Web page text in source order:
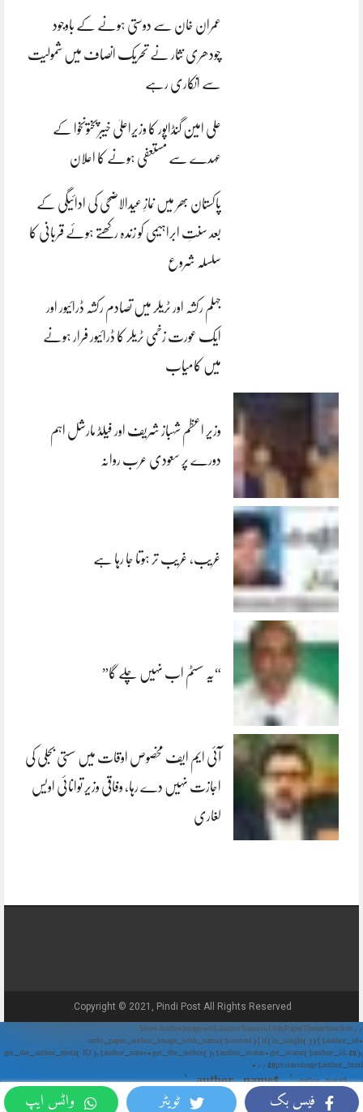
فیس بک ٹویٹر واٹس ایپ
عمران خان سے دوستی ہونے کے باوجود
چودھری نثار نے تحریک انصاف میں شمولیت
سے انکاری رہے
علی امین گنڈاپور کا وزیراعلیٰ خیبرپختونخوا کے
عہدے سے مستعفی ہونے کا اعلان
پاکستان بھر میں نمازِ عیدالاضحی کی ادائیگی کے
بعد سنتِ ابراہیمی کو زندہ رکھتے ہوئے قربانی کا
سلسلہ شروع
جہلم رکشہ اور ٹریلر میں تصادم رکشہ ڈرائیور اور
ایک عورت زخمی ٹریلر کا ڈرائیور فرار ہونے
میں کامیاب
وزیر اعظم شہباز شریف اور فیلڈ مارشل اہم
دورے پر سعودی عرب روانہ
غریب، غریب تر ہوتا جا رہا ہے
“یہ سسٹم اب نہیں چلے گا”
آئی ایم ایف مخصوص اوقات میں سستی بجلی کی
اجازت نہیں دے رہا، وفاقی وزیر توانائی اویس
لغاری
Copyright © 2021, Pindi Post All Rights Reserved.
// Show Author Image with Author Name in UrduPaper Theme function
urdu_paper_author_image_with_name($content) { if (is_single()) { $author_id =
get_the_author_meta('ID'); $author_name = get_the_author(); $author_avatar = get_avatar($author_id, 48);
// 48px size image $author_html = '
' . $author_avatar . '
' . $author_name . '
'; return $author_html . $content; } return $content; } add_filter('the_content',